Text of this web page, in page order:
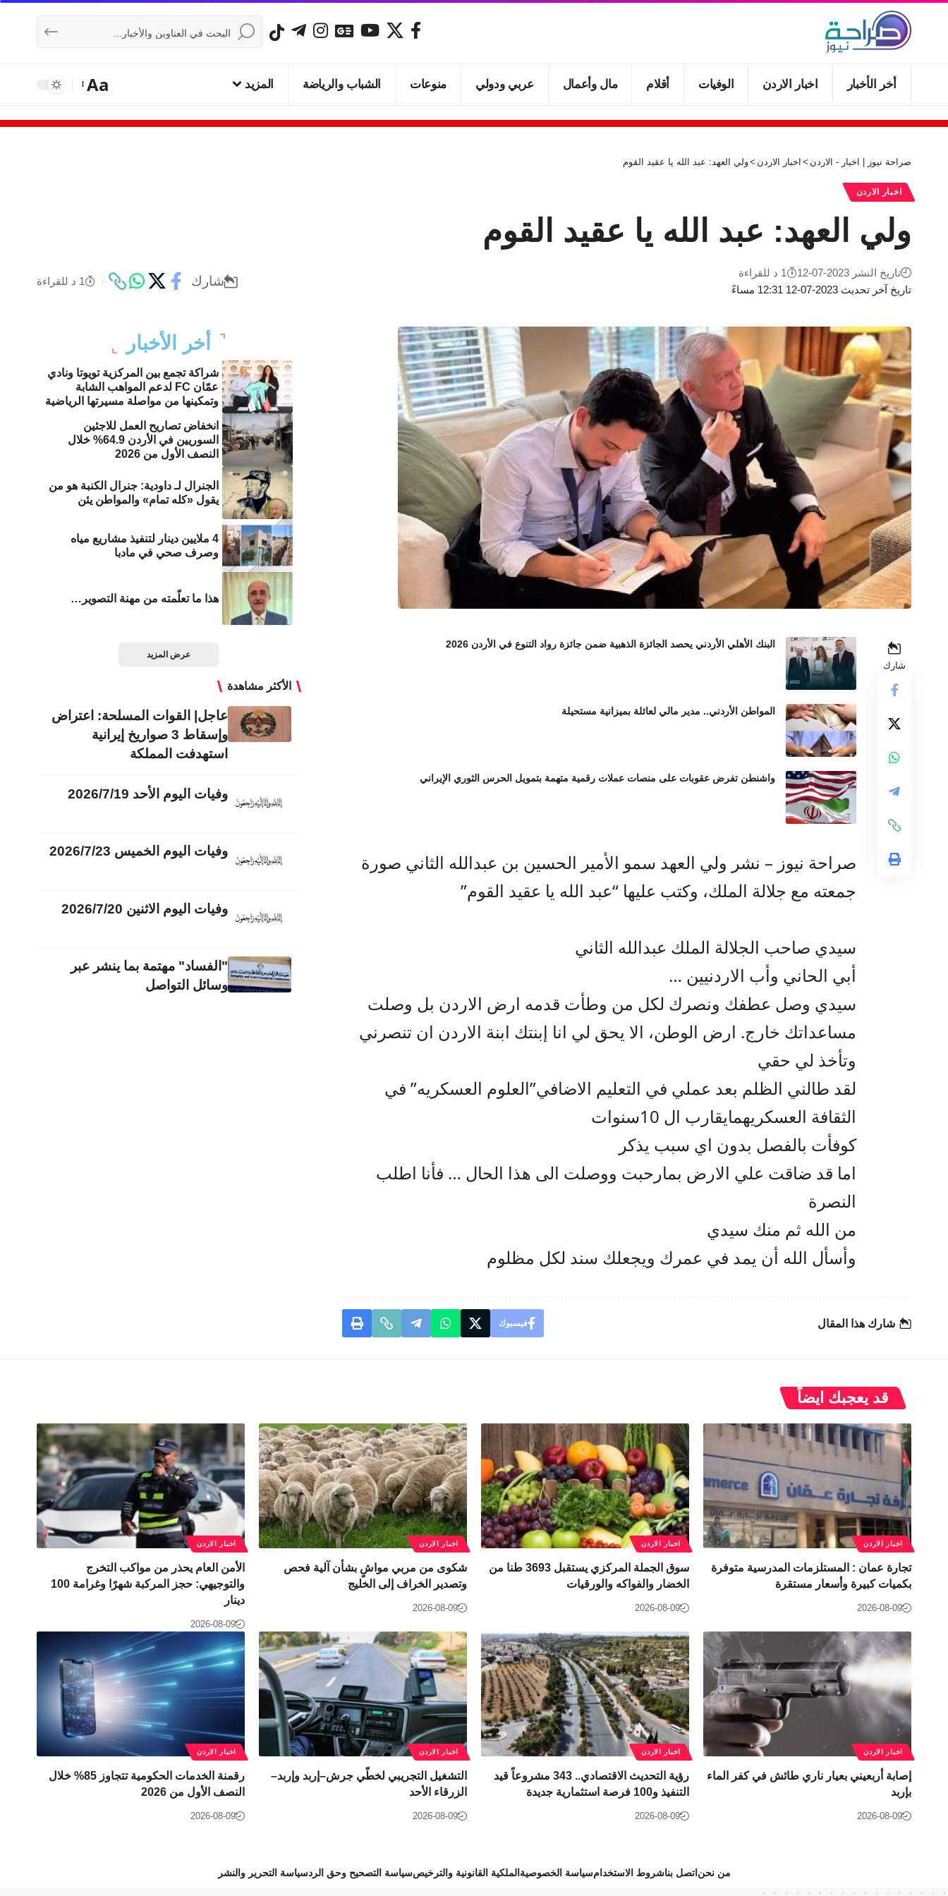
أخر الأخبار اخبار الاردن الوفيات أقلام مال وأعمال عربي ودولي منوعات الشباب والرياضة المزيد Aa
صراحة نيوز | اخبار - الاردن > اخبار الاردن >ولي العهد: عبد الله يا عقيد القوم
اخبار الاردن
ولي العهد: عبد الله يا عقيد القوم
تاريخ آخر تحديث 2023-07-12 12:31 مساءً
تاريخ النشر 2023-07-12 1 د للقراءة
شارك 1 د للقراءة
شارك
البنك الأهلي الأردني يحصد الجائزة الذهبية ضمن جائزة رواد التنوع في الأردن 2026
المواطن الأردني.. مدير مالي لعائلة بميزانية مستحيلة
واشنطن تفرض عقوبات على منصات عملات رقمية متهمة بتمويل الحرس الثوري الإيراني
صراحة نيوز – نشر ولي العهد سمو الأمير الحسين بن عبدالله الثاني صورة
جمعته مع جلالة الملك، وكتب عليها “عبد الله يا عقيد القوم”
سيدي صاحب الجلالة الملك عبدالله الثاني
أبي الحاني وأب الاردنيين …
سيدي وصل عطفك ونصرك لكل من وطأت قدمه ارض الاردن بل وصلت
مساعداتك خارج. ارض الوطن، الا يحق لي انا إبنتك ابنة الاردن ان تنصرني
وتأخذ لي حقي
لقد طالني الظلم بعد عملي في التعليم الاضافي”العلوم العسكريه” في
الثقافة العسكريه‏‎مايقارب ال 10سنوات
كوفأت بالفصل بدون اي سبب يذكر
اما قد ضاقت علي الارض بمارحبت ووصلت الى هذا الحال … فأنا اطلب
النصرة
من الله ثم منك سيدي
وأسأل الله أن يمد في عمرك ويجعلك سند لكل مظلوم
شارك هذا المقال فيسبوك
أخر الأخبار
شراكة تجمع بين المركزية تويوتا ونادي
عمّان FC لدعم المواهب الشابة
وتمكينها من مواصلة مسيرتها الرياضية
انخفاض تصاريح العمل للاجئين
السوريين في الأردن 64.9% خلال
النصف الأول من 2026
الجنرال لـ داودية: جنرال الكنبة هو من
يقول «كله تمام» والمواطن يئن
4 ملايين دينار لتنفيذ مشاريع مياه
وصرف صحي في مادبا
هذا ما تعلّمته من مهنة التصوير…
عرض المزيد
الأكثر مشاهدة
عاجل| القوات المسلحة: اعتراض
وإسقاط 3 صواريخ إيرانية
استهدفت المملكة
وفيات اليوم الأحد 2026/7/19
وفيات اليوم الخميس 2026/7/23
وفيات اليوم الاثنين 2026/7/20
"الفساد" مهتمة بما ينشر عبر
وسائل التواصل
قد يعجبك ايضاً
اخبار الاردن
تجارة عمان : المستلزمات المدرسية متوفرة
بكميات كبيرة وأسعار مستقرة
2026-08-09
اخبار الاردن
سوق الجملة المركزي يستقبل 3693 طنا من
الخضار والفواكه والورقيات
2026-08-09
اخبار الاردن
شكوى من مربي مواشٍ بشأن آلية فحص
وتصدير الخراف إلى الخليج
2026-08-09
اخبار الاردن
الأمن العام يحذر من مواكب التخرج
والتوجيهي: حجز المركبة شهرًا وغرامة 100
دينار
2026-08-09
اخبار الاردن
إصابة أربعيني بعيار ناري طائش في كفر الماء
بإربد
2026-08-09
اخبار الاردن
رؤية التحديث الاقتصادي.. 343 مشروعاً قيد
التنفيذ و100 فرصة استثمارية جديدة
2026-08-09
اخبار الاردن
التشغيل التجريبي لخطّي جرش–إربد وإربد–
الزرقاء الأحد
2026-08-09
اخبار الاردن
رقمنة الخدمات الحكومية تتجاوز 85% خلال
النصف الأول من 2026
2026-08-09
من نحن اتصل بناشروط الاستخدامسياسة الخصوصية الملكية القانونية والترخيصسياسة التصحيح وحق الردسياسة التحرير والنشر